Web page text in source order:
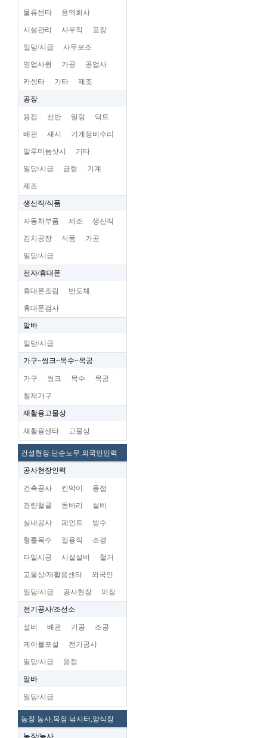
물류센타 용역회사
시설관리 사무직 포장
일당/시급 사무보조
영업사원 가공 공업사
카센타 기타 제조
공장
용접 선반 밀링 닥트
배관 새시 기계정비수리
알루미늄삿시 기타
일당/시급 금형 기계
제조
생산직/식품
자동차부품 제조 생산직
김치공장 식품 가공
일당/시급
전자/휴대폰
휴대폰조립 반도체
휴대폰검사
알바
일당/시급
가구~씽크~목수~목공
가구 씽크 목수 목공
철재가구
재활용고물상
재활용센타 고물상
건설현장.단순노무.외국인인력
공사현장인력
건축공사 칸막이 용접
경량철골 동바리 설비
실내공사 페인트 방수
형틀목수 일용직 조경
타일시공 시설설비 철거
고물상/재활용센타 외국인
일당/시급 공사현장 미장
전기공사/조선소
설비 배관 기공 조공
케이블포설 전기공사
일당/시급 용접
알바
일당/시급
농장.농사,목장.낚시터,양식장
농장/농사